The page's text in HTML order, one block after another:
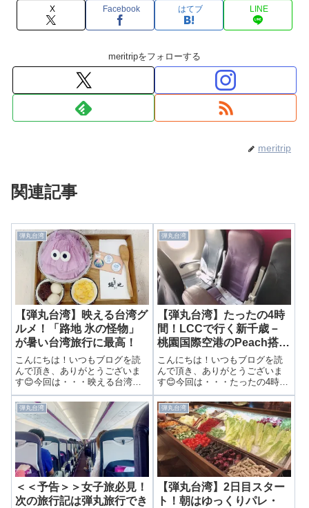
X Facebook はてブ LINE
meritripをフォローする
meritrip
関連記事
弾丸台湾
【弾丸台湾】映える台湾グ
ルメ！「路地 氷の怪物」
が暑い台湾旅行に最高！
こんにちは！いつもブログを読
んで頂き、ありがとうございま
す😊今回は・・・映える台湾グ
ルメ！「路地 氷の怪物」が暑い
台湾旅行に最高！前回は中山駅
にあるおしゃれなカフェをご紹
介しました☕️🌸 ▶ 台湾茶やケー
キが楽しめる！大人気のカフ
ェ“永心鳳...
弾丸台湾
【弾丸台湾】たったの4時
間！LCCで行く新千歳－
桃園国際空港のPeach搭乗
記！
こんにちは！いつもブログを読
んで頂き、ありがとうございま
す😊今回は・・・たったの4時
間！LCCで行く新千歳－桃園国
際空港のPeach搭乗記！予約も準
備も簡単！台湾レポート編に突
入です！ 今回は短くて近場のア
ジア旅行！予約の時点で1ヶ月を
切っ...
弾丸台湾
＜＜予告＞＞女子旅必見！
次の旅行記は弾丸旅行でき
弾丸台湾
【弾丸台湾】2日目スター
ト！朝はゆっくりパレ・